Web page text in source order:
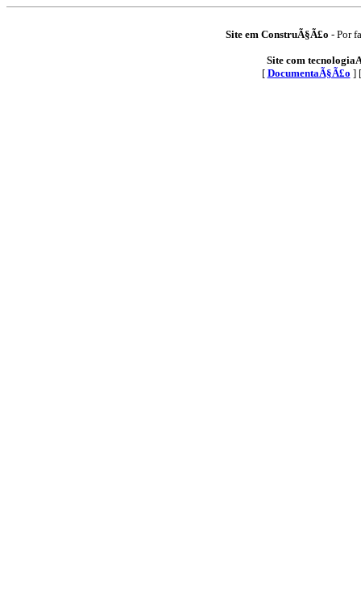
Site em ConstruÃ§Ã£o - Por
Site com
[ DocumentaÃ§Ã£o ]